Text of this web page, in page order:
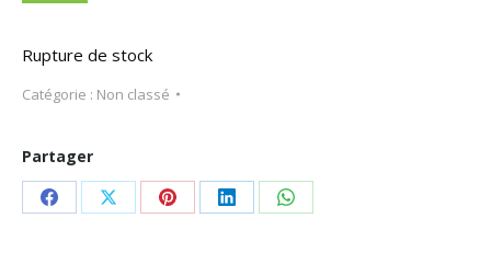
Rupture de stock
Catégorie : Non classé
Partager
PartagerPartagerPartagerPartagerPartager